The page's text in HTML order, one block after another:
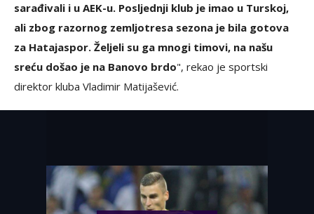
sarađivali i u AEK-u. Posljednji klub je imao u Turskoj,
ali zbog razornog zemljotresa sezona je bila gotova
za Hatajaspor. Željeli su ga mnogi timovi, na našu
sreću došao je na Banovo brdo", rekao je sportski
direktor kluba Vladimir Matijašević.